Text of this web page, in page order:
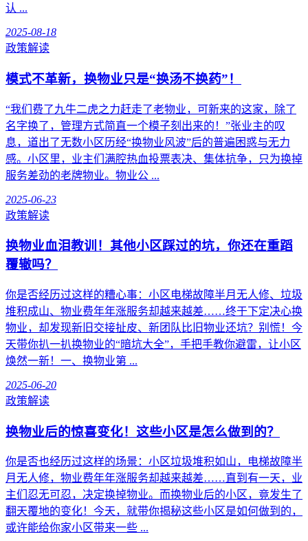
认 ...
2025-08-18
政策解读
模式不革新，换物业只是“换汤不换药”！
“我们费了九牛二虎之力赶走了老物业，可新来的这家，除了
名字换了，管理方式简直一个模子刻出来的！”张业主的叹
息，道出了无数小区历经“换物业风波”后的普遍困惑与无力
感。小区里，业主们满腔热血投票表决、集体抗争，只为换掉
服务差劲的老牌物业。物业公 ...
2025-06-23
政策解读
换物业血泪教训！其他小区踩过的坑，你还在重蹈
覆辙吗？
你是否经历过这样的糟心事：小区电梯故障半月无人修、垃圾
堆积成山、物业费年年涨服务却越来越差……终于下定决心换
物业，却发现新旧交接扯皮、新团队比旧物业还坑？别慌！今
天带你扒一扒换物业的“暗坑大全”，手把手教你避雷，让小区
焕然一新！一、换物业第 ...
2025-06-20
政策解读
换物业后的惊喜变化！这些小区是怎么做到的？
你是否也经历过这样的场景：小区垃圾堆积如山，电梯故障半
月无人修，物业费年年涨服务却越来越差……直到有一天，业
主们忍无可忍，决定换掉物业。而换物业后的小区，竟发生了
翻天覆地的变化！今天，就带你揭秘这些小区是如何做到的，
或许能给你家小区带来一些 ...